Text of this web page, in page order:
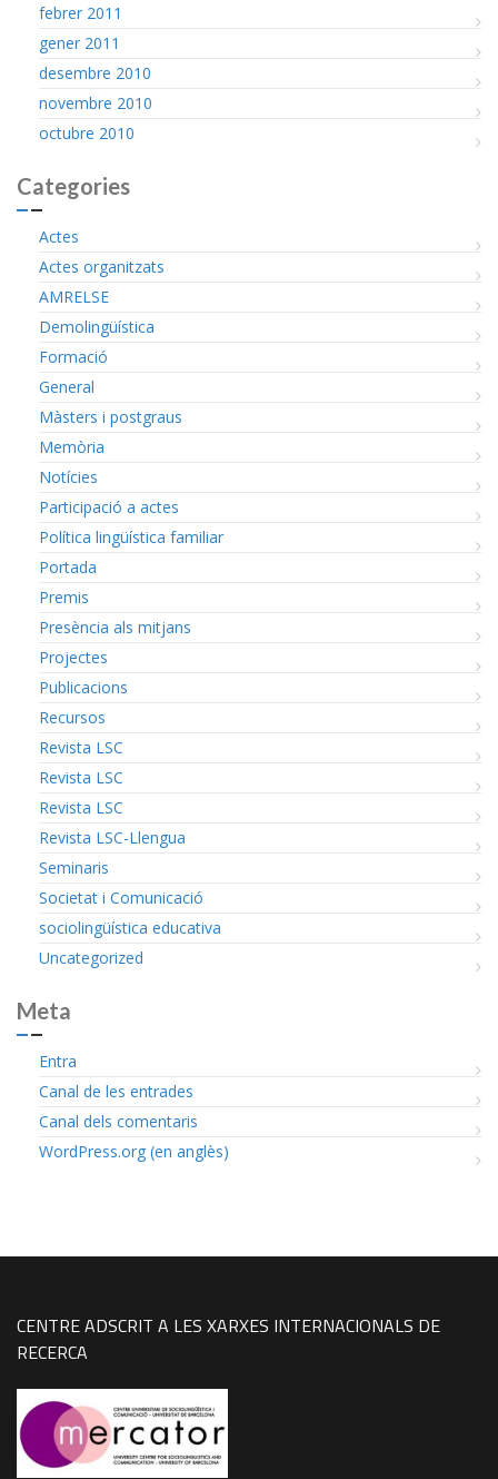
febrer 2011
gener 2011
desembre 2010
novembre 2010
octubre 2010
Categories
Actes
Actes organitzats
AMRELSE
Demolingüística
Formació
General
Màsters i postgraus
Memòria
Notícies
Participació a actes
Política lingüística familiar
Portada
Premis
Presència als mitjans
Projectes
Publicacions
Recursos
Revista LSC
Revista LSC
Revista LSC
Revista LSC-Llengua
Seminaris
Societat i Comunicació
sociolingüística educativa
Uncategorized
Meta
Entra
Canal de les entrades
Canal dels comentaris
WordPress.org (en anglès)
CENTRE ADSCRIT A LES XARXES INTERNACIONALS DE
RECERCA